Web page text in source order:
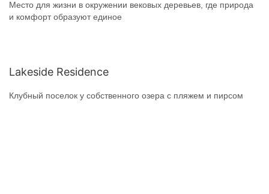
Место для жизни в окружении вековых деревьев, где природа
и комфорт образуют единое
Lakeside Residence
Клубный поселок у собственного озера с пляжем и пирсом